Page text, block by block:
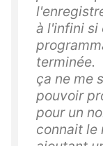
à l'infini si
terminée.
ça ne me
pouvoir
pour un
connait le